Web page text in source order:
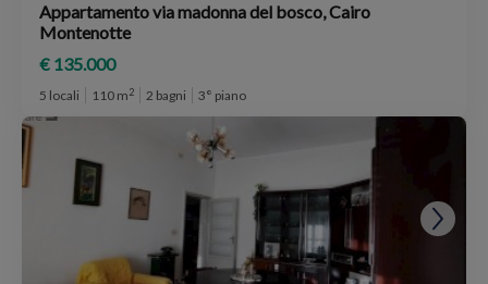
Appartamento via madonna del bosco, Cairo
Montenotte
€ 135.000
5 locali 110 m2 2 bagni 3° piano